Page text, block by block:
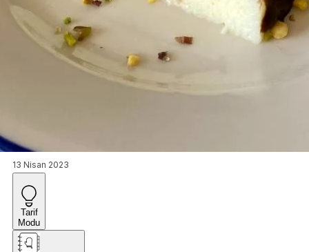
13 Nisan 2023
Tarif
Modu